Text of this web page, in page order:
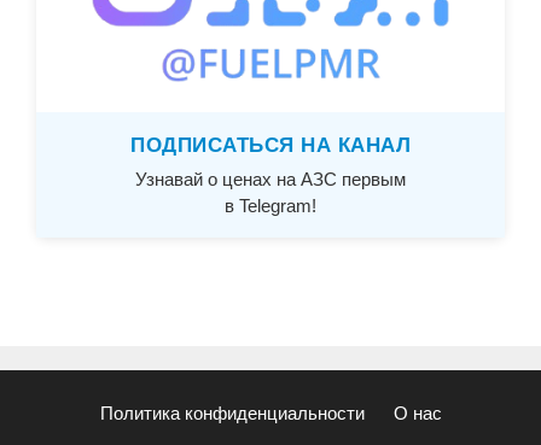
ПОДПИСАТЬСЯ НА КАНАЛ
Узнавай о ценах на АЗС первым
в Telegram!
Политика конфиденциальности О нас